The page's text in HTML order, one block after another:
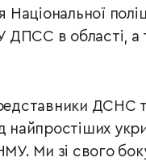
Національної
ДПСС в області, а
ДСНС
найпростіших
Ми зі свого